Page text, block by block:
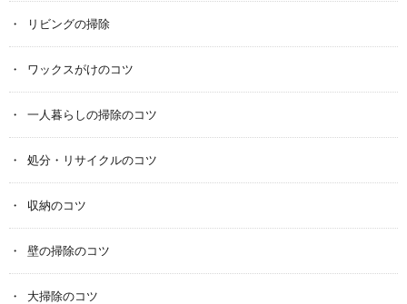
リビングの掃除
ワックスがけのコツ
一人暮らしの掃除のコツ
処分・リサイクルのコツ
収納のコツ
壁の掃除のコツ
大掃除のコツ